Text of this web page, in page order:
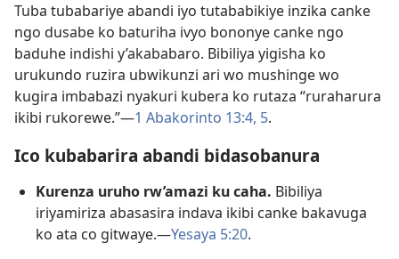
Tuba tubabariye abandi iyo tutababikiye inzika canke
ngo dusabe ko baturiha ivyo bononye canke ngo
baduhe indishi y’akababaro. Bibiliya yigisha ko
urukundo ruzira ubwikunzi ari wo mushinge wo
kugira imbabazi nyakuri kubera ko rutaza “ruraharura
ikibi rukorewe.”​—1 Abakorinto 13:​4, 5.
Ico kubabarira abandi bidasobanura
Kurenza uruho rw’amazi ku caha. Bibiliya
iriyamiriza abasasira indava ikibi canke bakavuga
ko ata co gitwaye.​—Yesaya 5:​20.